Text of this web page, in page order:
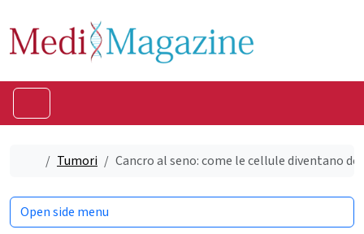
HomeTumori Cancro al seno: come le cellule diventano
Open side menu